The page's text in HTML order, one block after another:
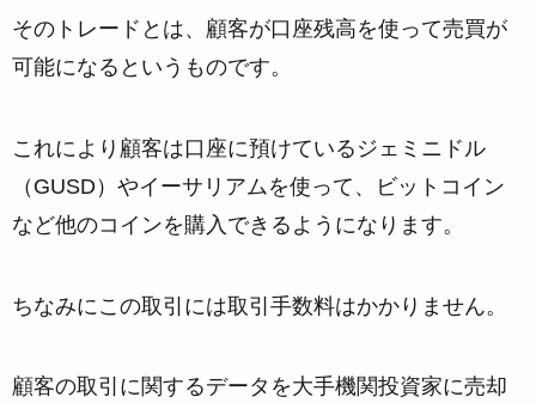
そのトレードとは、顧客が口座残高を使って売買が
可能になるというものです。
これにより顧客は口座に預けているジェミニドル
（GUSD）やイーサリアムを使って、ビットコイン
など他のコインを購入できるようになります。
ちなみにこの取引には取引手数料はかかりません。
顧客の取引に関するデータを大手機関投資家に売却